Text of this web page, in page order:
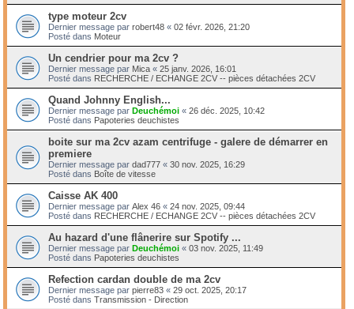
type moteur 2cv
Dernier message par robert48 « 02 févr. 2026, 21:20
Posté dans Moteur
Un cendrier pour ma 2cv ?
Dernier message par Mica « 25 janv. 2026, 16:01
Posté dans RECHERCHE / ECHANGE 2CV -- pièces détachées 2CV
Quand Johnny English...
Dernier message par Deuchémoi « 26 déc. 2025, 10:42
Posté dans Papoteries deuchistes
boite sur ma 2cv azam centrifuge - galere de démarrer en
premiere
Dernier message par dad777 « 30 nov. 2025, 16:29
Posté dans Boîte de vitesse
Caisse AK 400
Dernier message par Alex 46 « 24 nov. 2025, 09:44
Posté dans RECHERCHE / ECHANGE 2CV -- pièces détachées 2CV
Au hazard d'une flânerire sur Spotify ...
Dernier message par Deuchémoi « 03 nov. 2025, 11:49
Posté dans Papoteries deuchistes
Refection cardan double de ma 2cv
Dernier message par pierre83 « 29 oct. 2025, 20:17
Posté dans Transmission - Direction